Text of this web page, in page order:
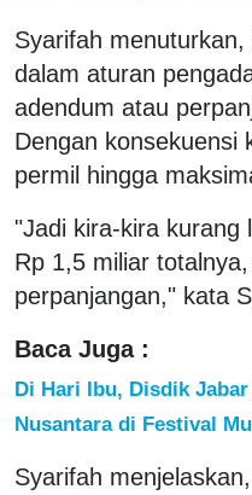
Syarifah
dalam aturan
adendum atau
Dengan konsekuensi
permil hingga
"Jadi kira-kira kurang
Rp 1,5 miliar
perpanjangan," kata
Baca Juga :
Di Hari Ibu, Disdik
Nusantara di Festival
Syarifah